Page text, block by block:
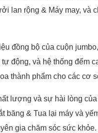
lan rộng & Máy may, và
đồng bộ của cuộn
động, và hệ thống đếm
thành phẩm cho các cơ
lượng và sự hài lòng
băng & Tua lại máy và
gia chăm sóc sức khỏe.